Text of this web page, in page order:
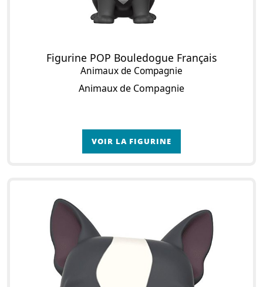
Figurine POP Bouledogue Français
Animaux de Compagnie
Animaux de Compagnie
VOIR LA FIGURINE